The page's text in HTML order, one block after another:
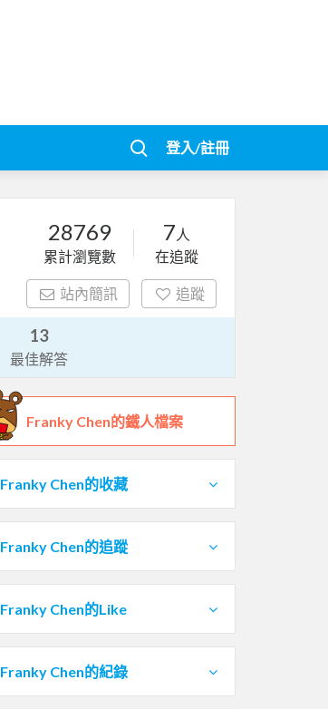
登入/註冊
28769
累計瀏覽數
7 人
在追蹤
站內簡訊 追蹤
13
最佳解答
Franky Chen的鐵人檔案
Franky Chen的收藏
Franky Chen的追蹤
Franky Chen的Like
Franky Chen的紀錄